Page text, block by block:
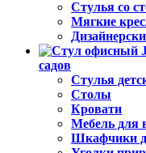
Стулья со
Мягкие
садов
Стулья
Столы
Кровати
Мебель для
Шкафчики